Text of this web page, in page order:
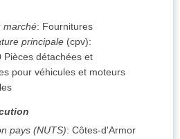
marché: Fournitures
principale (cpv):
Pièces détachées et
pour véhicules et moteurs
pays (NUTS): Côtes-d'Armor